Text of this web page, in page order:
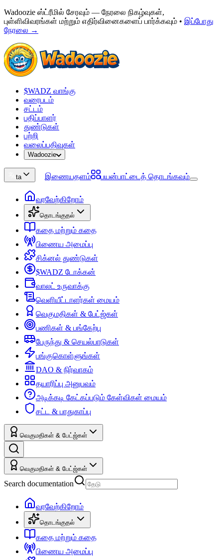
Wadoozie ஸ்ட்ரீமில் சேரவும் — நேரலை நிகழ்வுகள்,
புள்ளிவிவரங்கள் மற்றும் எதிர்வினைகளைப் பார்க்கவும் • இப்போது
நேரலை →
$WADZ வாங்கு
வரைபடம்
சட்டம்
பதிப்பாளர்
துண்டுகள்
பற்றி
வலைப்பதிவுகள்
Wadoozie
ta இணையதளம் பயன்பாட்டைத் தொடங்கவும்
வரவேற்கிறோம்
தொடங்குதல்
கதை மற்றும் கதை
பிணைய அமைப்பு
சிக்னல் துண்டுகள்
$WADZ டோக்கன்
வாலட் உருவாக்கு
வெளியீட்டாளர்கள் மையம்
வெகுமதிகள் & பேட்ஜ்கள்
பணிகள் & பங்கேற்பு
பேருந்து & செயல்பாடுகள்
பங்குகொள்ளுங்கள்
DAO & நிர்வாகம்
தயாரிப்பு அனுபவம்
அடிக்கடி கேட்கப்படும் கேள்விகள் மையம்
சட்ட & பாதுகாப்பு
வெகுமதிகள் & பேட்ஜ்கள்
வெகுமதிகள் & பேட்ஜ்கள்
Search documentation
வரவேற்கிறோம்
தொடங்குதல்
கதை மற்றும் கதை
பிணைய அமைப்பு